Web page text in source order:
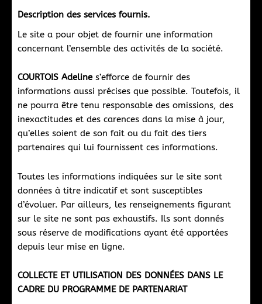
Description des services fournis.
Le site a pour objet de fournir une information
concernant l’ensemble des activités de la société.
COURTOIS Adelines’efforce de fournir des
informations aussi précises que possible. Toutefois, il
ne pourra être tenu responsable des omissions, des
inexactitudes et des carences dans la mise à jour,
qu’elles soient de son fait ou du fait des tiers
partenaires qui lui fournissent ces informations.
Toutes les informations indiquées sur le site sont
données à titre indicatif et sont susceptibles
d’évoluer. Par ailleurs, les renseignements figurant
sur le site ne sont pas exhaustifs. Ils sont donnés
sous réserve de modifications ayant été apportées
depuis leur mise en ligne.
COLLECTE ET UTILISATION DES DONNÉES DANS LE
CADRE DU PROGRAMME DE PARTENARIAT